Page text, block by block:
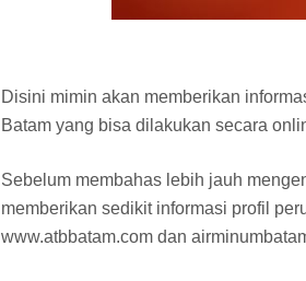
Disini mimin akan memberikan
Batam yang bisa dilakukan secara
Sebelum membahas lebih jauh
memberikan sedikit informasi profil
www.atbbatam.com dan